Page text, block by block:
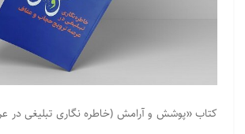
کتاب «پوشش و آرامش (خاطره نگاری تبلیغی در